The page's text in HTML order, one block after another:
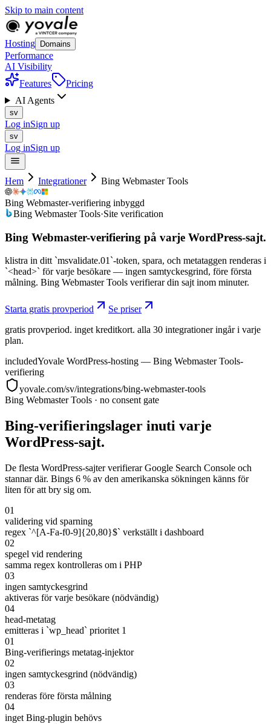
Skip to main content
Hosting Domains
Performance
AI Visibility
Features
Pricing
AI Agents
sv
Log inSign up
sv
Log inSign up
Hem Integrationer Bing Webmaster Tools
Bing Webmaster-verifiering inbyggd
Bing Webmaster Tools·Site verification
Bing Webmaster-verifiering på varje WordPress-sajt.
klistra in ditt `msvalidate.01`-token, spara, och metataggen renderas i
`<head>` för varje besökare — ingen samtyckesgrind, före första
målning. Bing Webmaster Tools verifierar din sajt inom minuter.
Starta gratis provperiod
Se priser
gratis provperiod. inget kreditkort. alla 30 integrationer ingår i varje
plan.
includedYovale WordPress-hosting — Bing Webmaster Tools-
verifiering
yovale.com/sv/integrations/bing-webmaster-tools
Bing Webmaster Tools · no consent gate
Bing-verifieringslager inuti varje
WordPress-sajt.
De flesta WordPress-sajter verifierar Google Search Console och
stannar där. Bings 6 % av den amerikanska sökningen känns för
liten för att bry sig om.
01
validering vid sparning
regex `^[A-Fa-f0-9]{20,80}$` verkställt i dashboard
02
spegel vid rendering
samma regex kontrolleras om i PHP
03
ingen samtyckesgrind
aktiveras för varje besökare (nödvändig)
04
head-metatag
emitteras i `wp_head` prioritet 1
01
Bing-verifierings metatag-injektor
02
ingen samtyckesgrind (nödvändig)
03
renderas före första målning
04
inget Bing-plugin behövs